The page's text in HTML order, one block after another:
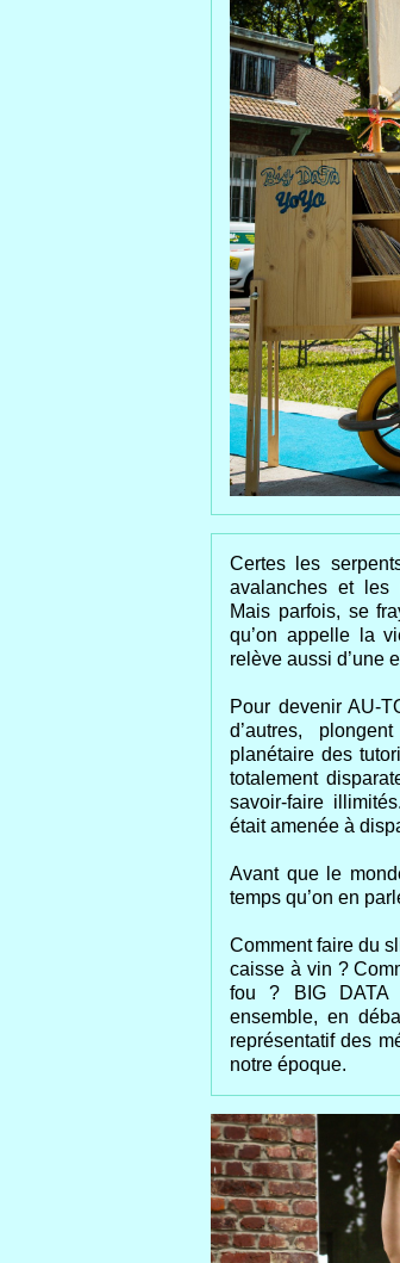
Certes les
avalanches et les
Mais parfois, se
qu’on appelle la
relève aussi d’une
Pour devenir AU-
d’autres,
planétaire des
totalement
savoir-faire
était amenée à
Avant que le
temps qu’on en
Comment faire du
caisse à vin ?
fou ? BIG DATA
ensemble, en
représentatif des
notre époque.